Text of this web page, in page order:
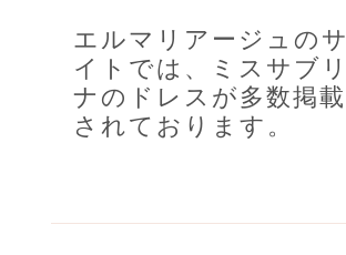
エルマリアージュのサ
イトでは、ミスサブリ
ナのドレスが多数掲載
されております。